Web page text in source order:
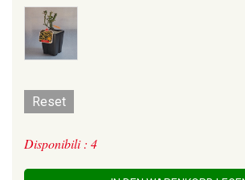
Reset
Disponibili : 4